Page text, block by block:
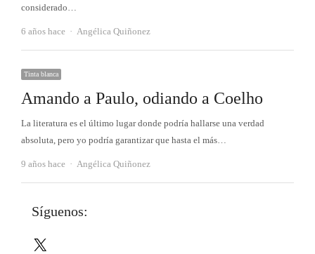
considerado…
6 años hace Autor
Angélica Quiñonez
Tinta blanca
Amando a Paulo, odiando a Coelho
La literatura es el último lugar donde podría hallarse una verdad
absoluta, pero yo podría garantizar que hasta el más…
9 años hace Autor
Angélica Quiñonez
Síguenos: